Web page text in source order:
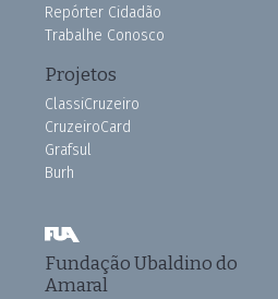
Repórter Cidadão
Trabalhe Conosco
Projetos
ClassiCruzeiro
CruzeiroCard
Grafsul
Burh
Fundação Ubaldino do
Amaral